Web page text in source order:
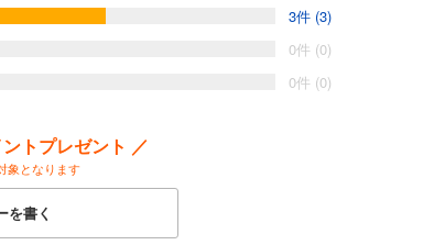
おきたい新しい常識を2人が縦横無尽に語ります。
3件 (3)
0件 (0)
0件 (0)
トプレゼント ／
象となります
を書く